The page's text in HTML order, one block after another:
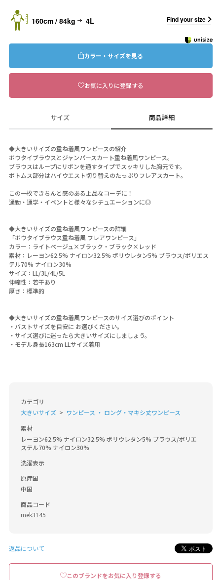
160cm / 84kg 4L Find your size
カラー・サイズを見る
お気に入りに登録する
サイズ 商品詳細
◆大きいサイズの重ね着風ワンピースの紹介
ボウタイブラウスとジャンパースカート重ね着風ワンピース。
ブラウスはループにリボンを通すタイプでスッキリした胸元です。
ボトムス部分はハイウエスト切り替えのたっぷりフレアスカート。
この一枚できちんと感のある上品なコーデに！
通勤・通学・イベントと様々なシチュエーションに◎
◆大きいサイズの重ね着風ワンピースの詳細
「ボウタイブラウス重ね着風 フレアワンピース」
カラー：ライトベージュ×ブラック・ブラック×レッド
素材：レーヨン62.5% ナイロン32.5% ポリウレタン5% ブラウス/ポリエス
テル70% ナイロン30%
サイズ：LL/3L/4L/5L
伸縮性：若干あり
厚さ：標準的
◆大きいサイズの重ね着風ワンピースのサイズ選びのポイント
・バストサイズを目安に お選びください。
・サイズ選びに迷ったら大きいサイズにしましょう。
・モデル身長163cm LLサイズ着用
カテゴリ
大きいサイズ
ワンピース ・ ロング・マキシ丈ワンピース
素材
レーヨン62.5% ナイロン32.5% ポリウレタン5% ブラウス/ポリエ
ステル70% ナイロン30%
洗濯表示
原産国
中国
商品コード
mek3145
返品について
このブランドをお気に入り登録する